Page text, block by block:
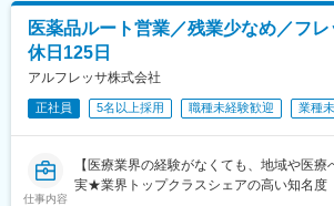
医薬品ルート営業／残業少なめ／フ
休日125日
アルフレッサ株式会社
正社員 5名以上採用 職種未経験歓迎 業種
仕事内容
【医療業界の経験がなくても、地域や医
実★業界トップクラスシェアの高い知名度